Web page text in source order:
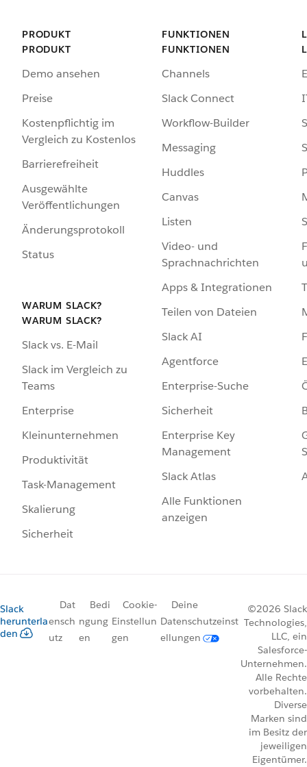
PRODUKT
PRODUKT
Demo ansehen
Preise
Kostenpflichtig im
Vergleich zu Kostenlos
Barrierefreiheit
Ausgewählte
Veröffentlichungen
Änderungsprotokoll
Status
WARUM SLACK?
WARUM SLACK?
Slack vs. E-Mail
Slack im Vergleich zu
Teams
Enterprise
Kleinunternehmen
Produktivität
Task-Management
Skalierung
Sicherheit
FUNKTIONEN
FUNKTIONEN
Channels
Slack Connect
Workflow-Builder
Messaging
Huddles
Canvas
Listen
Video- und
Sprachnachrichten
Apps & Integrationen
Teilen von Dateien
Slack AI
Agentforce
Enterprise-Suche
Sicherheit
Enterprise Key
Management
Slack Atlas
Alle Funktionen
anzeigen
Slack
herunterla
den
Dat
ensch
utz
Bedi
ngung
en
Cookie-
Einstellun
gen
Deine
Datenschutzeinst
ellungen
©2026 Slack
Technologies,
LLC, ein
Salesforce-
Unternehmen.
Alle Rechte
vorbehalten.
Diverse
Marken sind
im Besitz der
jeweiligen
Eigentümer.